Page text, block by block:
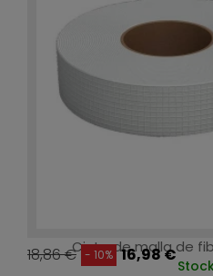
Cinta de malla de
18,86 € - 10% 16,98 €